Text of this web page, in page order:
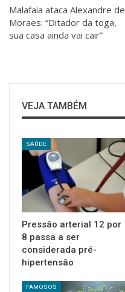
Malafaia ataca Alexandre de
Moraes: “Ditador da toga,
sua casa ainda vai cair”
VEJA TAMBÉM
SAÚDE
Pressão arterial 12 por
8 passa a ser
considerada pré-
hipertensão
FAMOSOS